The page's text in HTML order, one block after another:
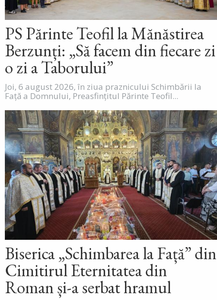
PS Părinte Teofil la Mănăstirea
Berzunți: „Să facem din fiecare zi
o zi a Taborului”
Joi, 6 august 2026, în ziua praznicului Schimbării la
Față a Domnului, Preasfințitul Părinte Teofil...
Biserica „Schimbarea la Față” din
Cimitirul Eternitatea din
Roman și-a serbat hramul